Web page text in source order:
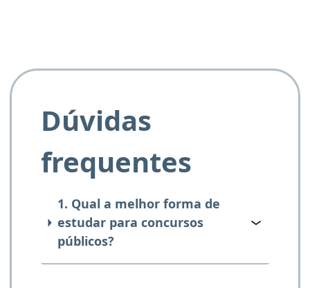
Dúvidas
frequentes
1. Qual a melhor forma de
estudar para concursos
públicos?